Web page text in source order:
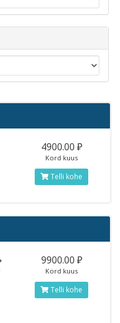
4900.00 ₽
Kord kuus
Telli kohe
9900.00 ₽
Kord kuus
Telli kohe